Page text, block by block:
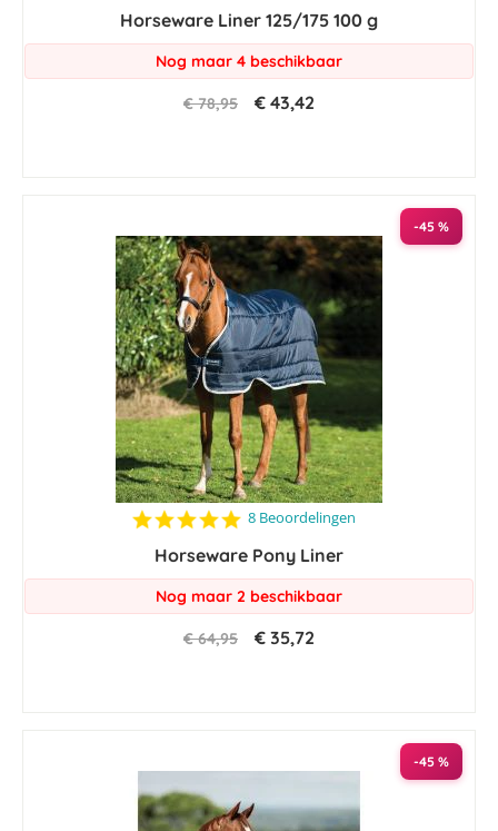
rating
Horseware Liner 125/175 100 g
Nog maar 4 beschikbaar
€ 78,95 € 43,42
-45 %
4.8
rating
8 Beoordelingen
Horseware Pony Liner
Nog maar 2 beschikbaar
€ 64,95 € 35,72
-45 %